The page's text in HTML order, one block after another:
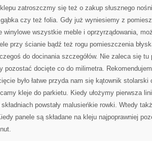
zatroszczmy się też o zakup słusznego
czy też folia. Gdy już wyniesiemy z
winylowe wszystkie meble i oprzyrządowania,
przy ścianie bądź też rogu pomieszczenia
do docinania szczegółów. Nie zaleca się tu
pozostać docięte co do milimetra.
było łatwe przyda nam się kątownik
kleje do parkietu. Kiedy ułożymy pierwsza
powstały malusieńkie rowki. Wtedy
panele są składane na kleju najpoprawniej